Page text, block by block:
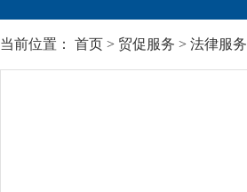
当前位置： 首页 > 贸促服务 > 法律服务